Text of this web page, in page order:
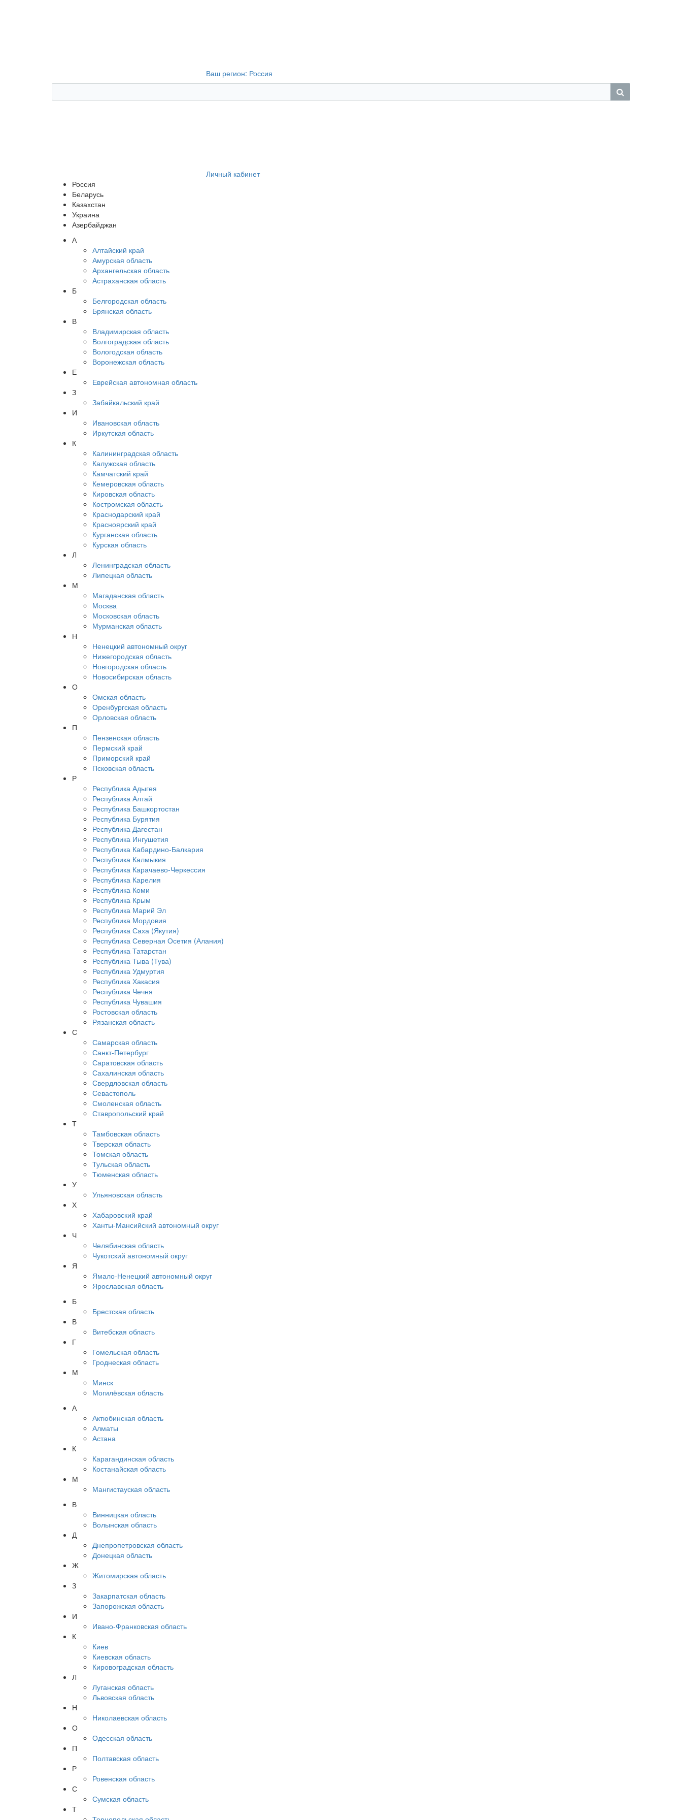
Ваш регион: Россия
Личный кабинет
Россия
Беларусь
Казахстан
Украина
Азербайджан
А
Алтайский край
Амурская область
Архангельская область
Астраханская область
Б
Белгородская область
Брянская область
В
Владимирская область
Волгоградская область
Вологодская область
Воронежская область
Е
Еврейская автономная область
З
Забайкальский край
И
Ивановская область
Иркутская область
К
Калининградская область
Калужская область
Камчатский край
Кемеровская область
Кировская область
Костромская область
Краснодарский край
Красноярский край
Курганская область
Курская область
Л
Ленинградская область
Липецкая область
М
Магаданская область
Москва
Московская область
Мурманская область
Н
Ненецкий автономный округ
Нижегородская область
Новгородская область
Новосибирская область
О
Омская область
Оренбургская область
Орловская область
П
Пензенская область
Пермский край
Приморский край
Псковская область
Р
Республика Адыгея
Республика Алтай
Республика Башкортостан
Республика Бурятия
Республика Дагестан
Республика Ингушетия
Республика Кабардино-Балкария
Республика Калмыкия
Республика Карачаево-Черкессия
Республика Карелия
Республика Коми
Республика Крым
Республика Марий Эл
Республика Мордовия
Республика Саха (Якутия)
Республика Северная Осетия (Алания)
Республика Татарстан
Республика Тыва (Тува)
Республика Удмуртия
Республика Хакасия
Республика Чечня
Республика Чувашия
Ростовская область
Рязанская область
С
Самарская область
Санкт-Петербург
Саратовская область
Сахалинская область
Свердловская область
Севастополь
Смоленская область
Ставропольский край
Т
Тамбовская область
Тверская область
Томская область
Тульская область
Тюменская область
У
Ульяновская область
Х
Хабаровский край
Ханты-Мансийский автономный округ
Ч
Челябинская область
Чукотский автономный округ
Я
Ямало-Ненецкий автономный округ
Ярославская область
Б
Брестская область
В
Витебская область
Г
Гомельская область
Гроднеская область
М
Минск
Могилёвская область
А
Актюбинская область
Алматы
Астана
К
Карагандинская область
Костанайская область
М
Мангистауская область
В
Винницкая область
Волынская область
Д
Днепропетровская область
Донецкая область
Ж
Житомирская область
З
Закарпатская область
Запорожская область
И
Ивано-Франковская область
К
Киев
Киевская область
Кировоградская область
Л
Луганская область
Львовская область
Н
Николаевская область
О
Одесская область
П
Полтавская область
Р
Ровенская область
С
Сумская область
Т